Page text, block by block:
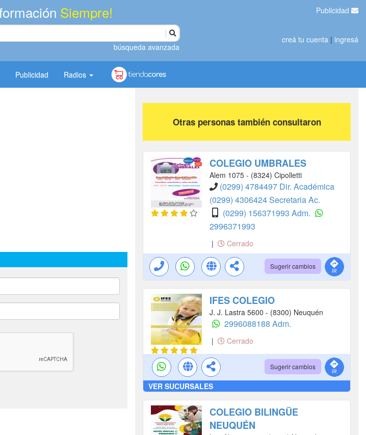
Siempre!
búsqueda avanzada
Publicidad
creá tu cuenta | ingresá
Publicidad Radios
Otras personas también consultaron
COLEGIO UMBRALES
Alem 1075 - (8324) Cipolletti
(0299) 4784497 Dir. Académica
(0299) 4306424 Secretaria Ac.
(0299) 156371993 Adm.
2996371993
| Cerrado
Sugerir cambios
IFES COLEGIO
J. J. Lastra 5600 - (8300) Neuquén
2996088188 Adm.
| Cerrado
Sugerir cambios
VER SUCURSALES
COLEGIO BILINGÜE
NEUQUÉN